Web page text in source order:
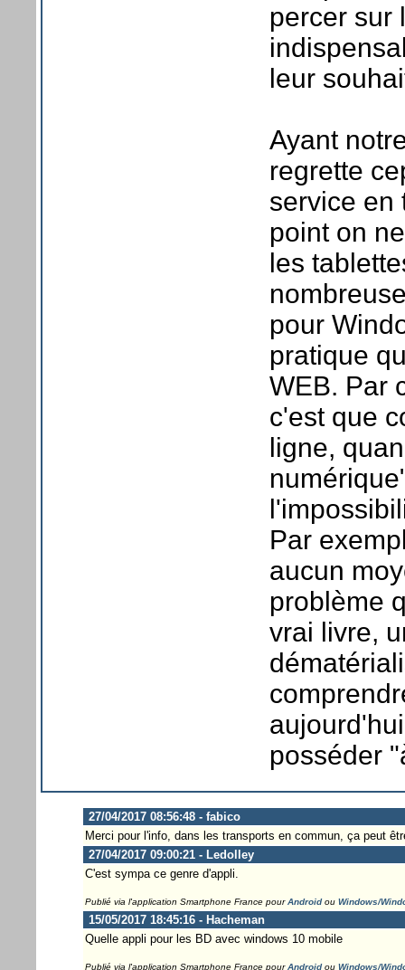
percer sur
leur
Ayant
regrette
service en
point on
les
pour
pratique
WEB. Par
c'est que
ligne,
Par
aucun
problème
vrai livre,
posséder
27/04/2017 08:56:48 - fabico
Merci pour l'info, dans les transports en commun, ça peut
27/04/2017 09:00:21 - Ledolley
C'est sympa ce genre d'appli.
Publié via l'application Smartphone France pourAndroidou Windows/
15/05/2017 18:45:16 - Hacheman
Quelle appli pour les BD avec windows 10 mobile
Publié via l'application Smartphone France pourAndroidou Windows/